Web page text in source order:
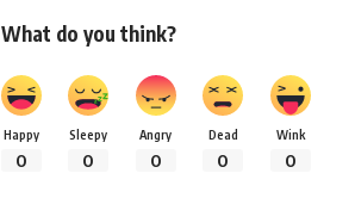
What do you think?
Happy
0
Sleepy
0
Angry
0
Dead
0
Wink
0